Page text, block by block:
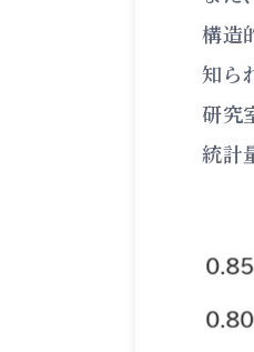
構造
知ら
研究
統計